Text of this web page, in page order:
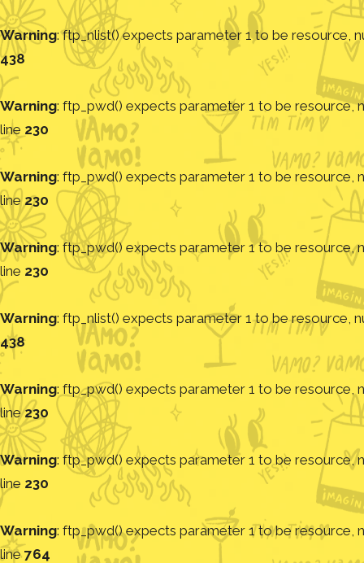
Warning: ftp_nlist() expects parameter 1 to be resource,
438
Warning: ftp_pwd() expects parameter 1 to be resource,
line 230
Warning: ftp_pwd() expects parameter 1 to be resource,
line230
Warning: ftp_pwd() expects parameter 1 to be resource,
line 230
Warning: ftp_nlist() expects parameter 1 to be resource,
438
Warning: ftp_pwd() expects parameter 1 to be resource,
line230
Warning: ftp_pwd() expects parameter 1 to be resource,
line 230
Warning: ftp_pwd() expects parameter 1 to be resource,
line764